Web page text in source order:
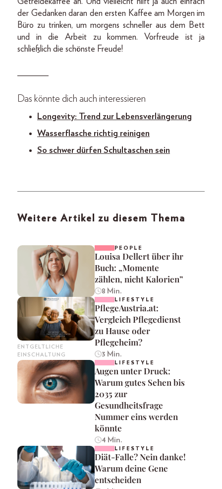
der Gedanken daran den ersten Kaffee am Morgen im
Büro zu trinken, um morgens schneller aus dem Bett
und in die Arbeit zu kommen. Vorfreude ist ja
schließlich die schönste Freude!
_______
Das könnte dich auch interessieren
Longevity: Trend zur Lebensverlängerung
Wasserflasche richtig reinigen
So schwer dürfen Schultaschen sein
Weitere Artikel zu diesem Thema
PEOPLE
Louisa Dellert über ihr
Buch: „Momente
zählen, nicht Kalorien”
8 Min.
ENTGELTLICHE
EINSCHALTUNG
LIFESTYLE
PflegeAustria.at:
Vergleich Pflegedienst
zu Hause oder
Pflegeheim?
3 Min.
LIFESTYLE
Augen unter Druck:
Warum gutes Sehen bis
2035 zur
Gesundheitsfrage
Nummer eins werden
könnte
4 Min.
LIFESTYLE
Diät-Falle? Nein danke!
Warum deine Gene
entscheiden